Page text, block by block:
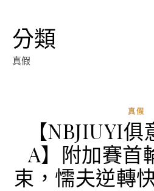
分類
真假
真假
【NBJIUYI
A】附加賽首
束，懦夫逆轉